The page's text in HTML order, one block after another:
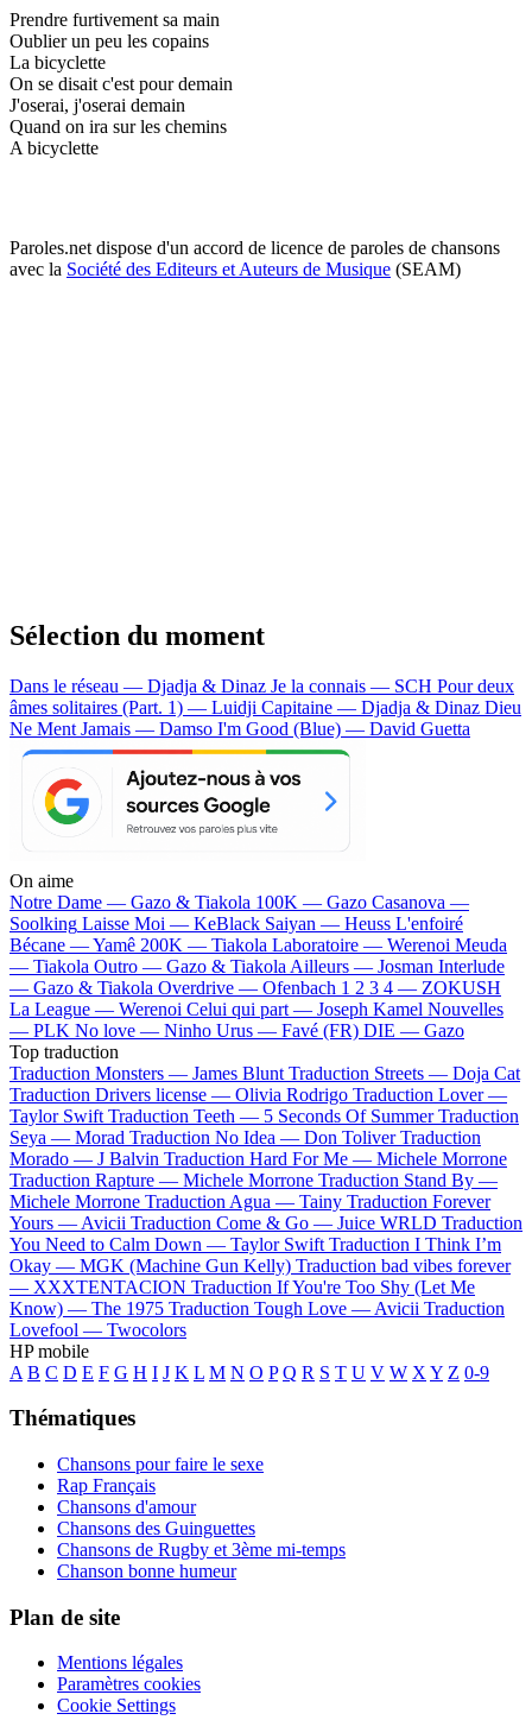
Prendre furtivement sa main
Oublier un peu les copains
La bicyclette
On se disait c'est pour demain
J'oserai, j'oserai demain
Quand on ira sur les chemins
A bicyclette
Paroles.net dispose d'un accord de licence de paroles de chansons
avec la Société des Editeurs et Auteurs de Musique (SEAM)
Sélection du moment
Dans le réseau — Djadja & Dinaz Je la connais — SCH Pour deux
âmes solitaires (Part. 1) — Luidji Capitaine — Djadja & Dinaz Dieu
Ne Ment Jamais — Damso I'm Good (Blue) — David Guetta
On aime
Notre Dame — Gazo & Tiakola 100K — Gazo Casanova —
Soolking Laisse Moi — KeBlack Saiyan — Heuss L'enfoiré
Bécane —Yamê 200K — Tiakola Laboratoire — Werenoi Meuda
— Tiakola Outro — Gazo & Tiakola Ailleurs — Josman Interlude
— Gazo & Tiakola Overdrive — Ofenbach 1 2 3 4 — ZOKUSH
La League — Werenoi Celui qui part — Joseph Kamel Nouvelles
— PLK No love — Ninho Urus — Favé (FR) DIE — Gazo
Top traduction
Traduction Monsters — James Blunt Traduction Streets — Doja Cat
Traduction Drivers license — Olivia Rodrigo Traduction Lover —
Taylor Swift Traduction Teeth — 5 Seconds Of Summer Traduction
Seya — Morad Traduction No Idea — Don Toliver Traduction
Morado — J Balvin Traduction Hard For Me — Michele Morrone
Traduction Rapture — Michele Morrone Traduction Stand By —
Michele Morrone Traduction Agua — Tainy Traduction Forever
Yours — Avicii Traduction Come & Go — Juice WRLD Traduction
You Need to Calm Down — Taylor Swift Traduction I Think I’m
Okay — MGK (Machine Gun Kelly) Traduction bad vibes forever
— XXXTENTACION Traduction If You're Too Shy (Let Me
Know) — The 1975 Traduction Tough Love — Avicii Traduction
Lovefool — Twocolors
HP mobile
A B C D E F G H I J K L M N O P Q R S T U V W X Y Z 0-9
Thématiques
Chansons pour faire le sexe
Rap Français
Chansons d'amour
Chansons des Guinguettes
Chansons de Rugby et 3ème mi-temps
Chanson bonne humeur
Plan de site
Mentions légales
Paramètres cookies
Cookie Settings